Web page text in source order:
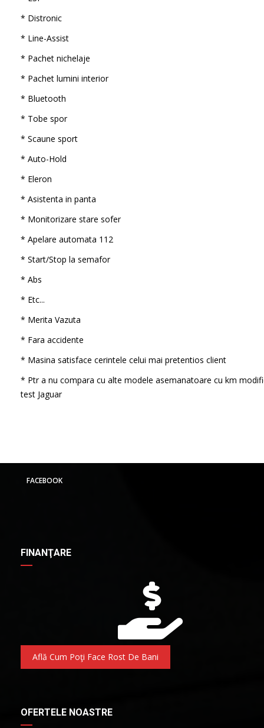
* Distronic
* Line-Assist
* Pachet nichelaje
* Pachet lumini interior
* Bluetooth
* Tobe spor
* Scaune sport
* Auto-Hold
* Eleron
* Asistenta in panta
* Monitorizare stare sofer
* Apelare automata 112
* Start/Stop la semafor
* Abs
* Etc...
* Merita Vazuta
* Fara accidente
* Masina satisface cerintele celui mai pretentios client
* Ptr a nu compara cu alte modele asemanatoare cu km
test Jaguar
FACEBOOK
FINANŢARE
Află Cum Poţi Face Rost De Bani
OFERTELE NOASTRE